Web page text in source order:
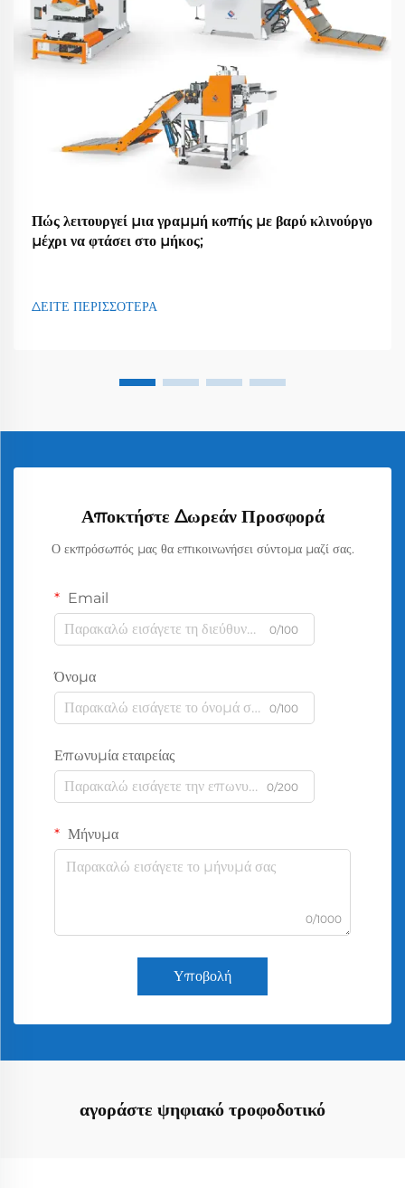
Πώς λειτουργεί μια γραμμή κοπής με βαρύ κλινούργο
μέχρι να φτάσει στο μήκος;
ΔΕΙΤΕ ΠΕΡΙΣΣΟΤΕΡΑ
Αποκτήστε Δωρεάν Προσφορά
Ο εκπρόσωπός μας θα επικοινωνήσει σύντομα μαζί σας.
Email
0/100
Όνομα
0/100
Επωνυμία εταιρείας
0/200
Μήνυμα
0/1000
Υποβολή
αγοράστε ψηφιακό τροφοδοτικό